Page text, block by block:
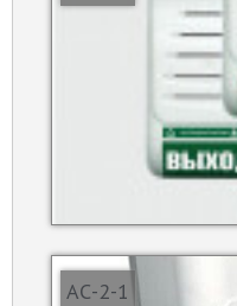
АС-2-1